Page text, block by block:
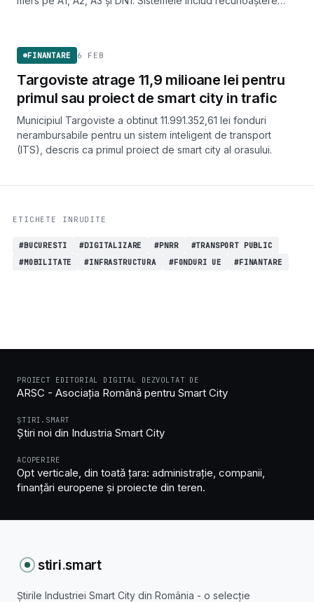
FINANTARE 6 FEB
Targoviste atrage 11,9 milioane lei pentru
primul sau proiect de smart city in trafic
Municipiul Targoviste a obtinut 11.991.352,61 lei fonduri
nerambursabile pentru un sistem inteligent de transport
(ITS), descris ca primul proiect de smart city al orasului.
ETICHETE INRUDITE
#BUCURESTI #DIGITALIZARE #PNRR
#TRANSPORT PUBLIC
#MOBILITATE
#INFRASTRUCTURA #FONDURI UE #FINANTARE
PROIECT EDITORIAL DIGITAL DEZVOLTAT DE
ARSC - Asociația Română pentru Smart City
ȘTIRI.SMART
Știri noi din Industria Smart City
ACOPERIRE
Opt verticale, din toată țara: administrație, companii,
finanțări europene și proiecte din teren.
stiri.smart
Știrile Industriei Smart City din România - o selecție